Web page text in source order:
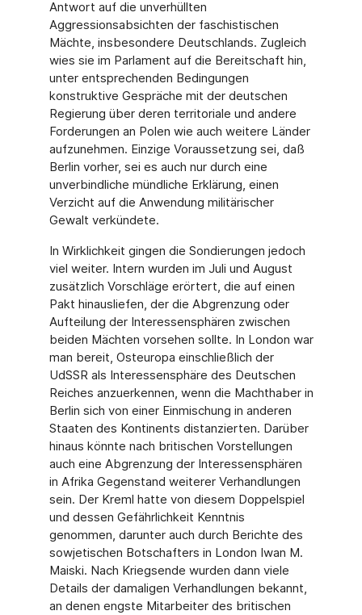
Antwort auf die unverhüllten
Aggressionsabsichten der faschistischen
Mächte, insbesondere Deutschlands. Zugleich
wies sie im Parlament auf die Bereitschaft hin,
unter entsprechenden Bedingungen
konstruktive Gespräche mit der deutschen
Regierung über deren territoriale und andere
Forderungen an Polen wie auch weitere Länder
aufzunehmen. Einzige Voraussetzung sei, daß
Berlin vorher, sei es auch nur durch eine
unverbindliche mündliche Erklärung, einen
Verzicht auf die Anwendung militärischer
Gewalt verkündete.
In Wirklichkeit gingen die Sondierungen jedoch
viel weiter. Intern wurden im Juli und August
zusätzlich Vorschläge erörtert, die auf einen
Pakt hinausliefen, der die Abgrenzung oder
Aufteilung der Interessensphären zwischen
beiden Mächten vorsehen sollte. In London war
man bereit, Osteuropa einschließlich der
UdSSR als Interessensphäre des Deutschen
Reiches anzuerkennen, wenn die Machthaber in
Berlin sich von einer Einmischung in anderen
Staaten des Kontinents distanzierten. Darüber
hinaus könnte nach britischen Vorstellungen
auch eine Abgrenzung der Interessensphären
in Afrika Gegenstand weiterer Verhandlungen
sein. Der Kreml hatte von diesem Doppelspiel
und dessen Gefährlichkeit Kenntnis
genommen, darunter auch durch Berichte des
sowjetischen Botschafters in London Iwan M.
Maiski. Nach Kriegsende wurden dann viele
Details der damaligen Verhandlungen bekannt,
an denen engste Mitarbeiter des britischen